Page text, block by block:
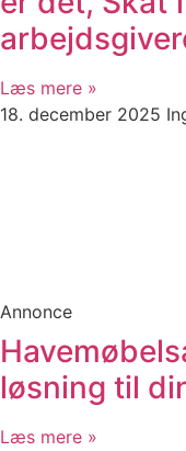
Læs mere »
18. december 2025
Annonce
løsning til
Læs mere »